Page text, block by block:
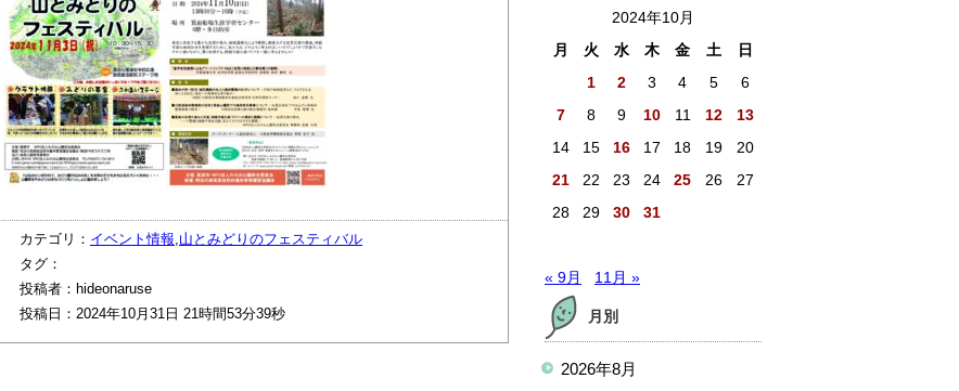
カテゴリ： イベント情報,山とみどりのフェスティバル
タグ：
投稿者：hideonaruse
投稿日：2024年10月31日 21時間53分39秒
2024年10月
月
火 水 木 金 土
日
1
2 3 4 5
6
7
8 9 10 11 12
13
14
15 16 17 18 19
20
21
22 23 24 25 26
27
28
29 30 31
« 9月 11月 »
月別
2026年8月